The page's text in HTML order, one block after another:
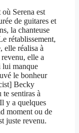
Serena est
de guitares et
la chanteuse
rétablissement,
elle réalisa à
elle a
lui manque
le bonheur
Becky
sentiras à
y a quelques
moment ou de
juste revenu.